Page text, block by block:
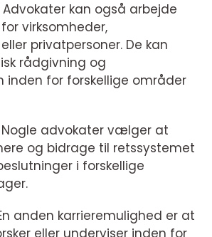
Advokater kan også arbejde
virksomheder,
privatpersoner. De kan
rådgivning og
for forskellige områder
advokater vælger at
og bidrage til retssystemet
i forskellige
anden karrieremulighed er at
eller underviser inden for